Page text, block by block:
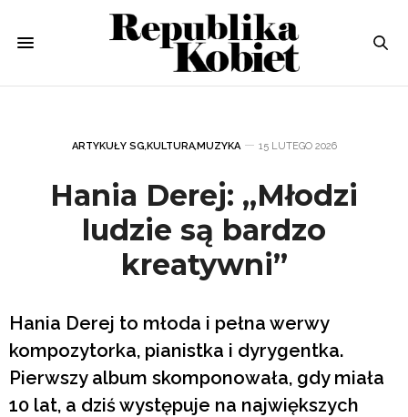
ARTYKUŁY SG,KULTURA,MUZYKA 15 LUTEGO 2026
Hania Derej: „Młodzi
ludzie są bardzo
kreatywni”
Hania Derej to młoda i pełna werwy
kompozytorka, pianistka i dyrygentka.
Pierwszy album skomponowała, gdy miała
10 lat, a dziś występuje na największych